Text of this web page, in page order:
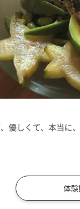
優しくて、本当に
体